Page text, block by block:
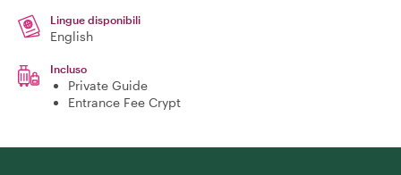
Lingue disponibili
English
Incluso
Private Guide
Entrance Fee Crypt